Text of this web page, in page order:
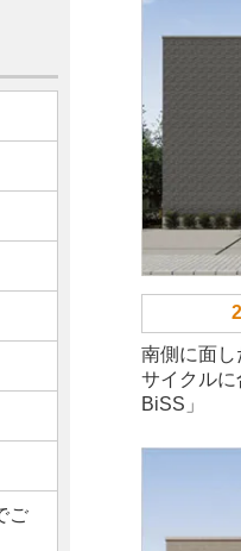
ご
南側に面
サイクル
BiSS」